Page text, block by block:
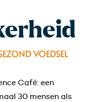
VOEDSEL
Café: een
30 mensen als